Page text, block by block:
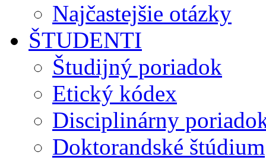
Najčastejšie otázky
ŠTUDENTI
Študijný poriadok
Etický kódex
Disciplinárny
Doktorandské štúdium